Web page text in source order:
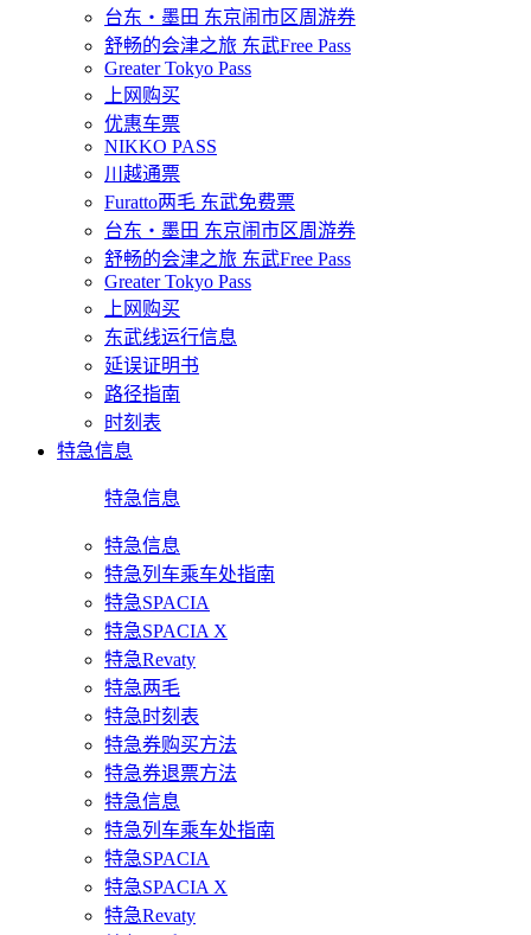
台东・墨田 东京闹市区周游券
舒畅的会津之旅 东武Free Pass
Greater Tokyo Pass
上网购买
优惠车票
NIKKO PASS
川越通票
Furatto两毛 东武免费票
台东・墨田 东京闹市区周游券
舒畅的会津之旅 东武Free Pass
Greater Tokyo Pass
上网购买
东武线运行信息
延误证明书
路径指南
时刻表
特急信息
特急信息
特急信息
特急列车乘车处指南
特急SPACIA
特急SPACIA X
特急Revaty
特急两毛
特急时刻表
特急券购买方法
特急券退票方法
特急信息
特急列车乘车处指南
特急SPACIA
特急SPACIA X
特急Revaty